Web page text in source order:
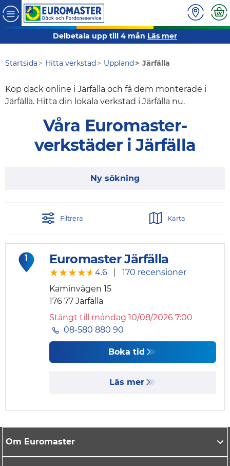
Delbetala upp till 4 mån Läs mer
Startsida Hitta verkstad Uppland Järfälla
Köp däck online i Järfälla och få dem monterade i
Järfälla. Hitta din lokala verkstad i Järfälla nu.
Våra Euromaster-
verkstäder i Järfälla
Ny sökning
Karta
Filtrera
1 Euromaster Järfälla
★★★★★
★★★★★4.6 |170 recensioner
Kaminvägen 15
176 77 Järfälla
Stängt till måndag 10/08/2026 7:00
08-580 880 90
Boka tid
Läs mer
Om Euromaster